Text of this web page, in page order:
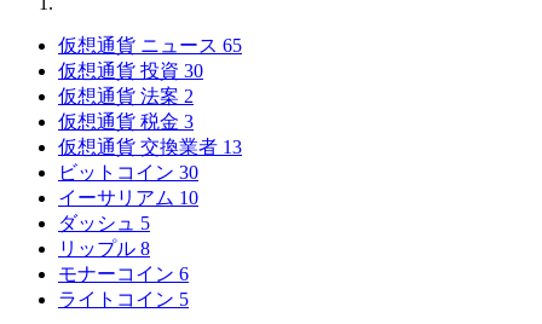
仮想通貨 ニュース 65
仮想通貨 投資 30
仮想通貨 法案 2
仮想通貨 税金 3
仮想通貨 交換業者 13
ビットコイン 30
イーサリアム 10
ダッシュ 5
リップル 8
モナーコイン 6
ライトコイン 5